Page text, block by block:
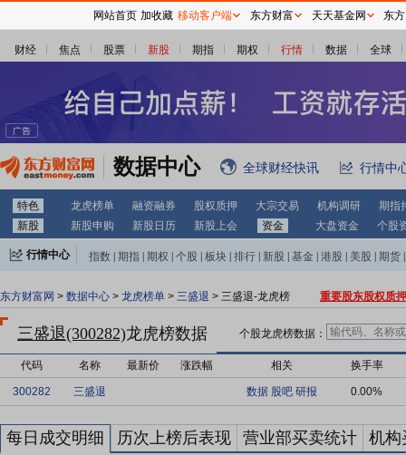
财经 焦点 股票 新股 期指 期权 行情 数据 全球
数据中心 全球财经快讯 行情中
特色 龙虎榜单 融资融券 股权质押 大宗交易 机构调研
期指
新股
新股申购 新股日历 新股上会 资金 大盘资金 个股
行情中心 指数 期指 期权 个股 板块 排行 新股 基金 港股 美股 期货
东方财富网 > 数据中心 > 龙虎榜单 > 三盛退 > 三盛退-龙虎榜 重要股东股权质
三盛退(300282)龙虎榜数据 个股龙虎榜数据：
代码 名称 最新价 涨跌幅 相关 换手率
300282 三盛退 数据 股吧 研报 0.00%
每日成交明细 历次上榜后表现 营业部买卖统计 机构
网站首页 加收藏 移动客户端 东方财富 天天基金网 东